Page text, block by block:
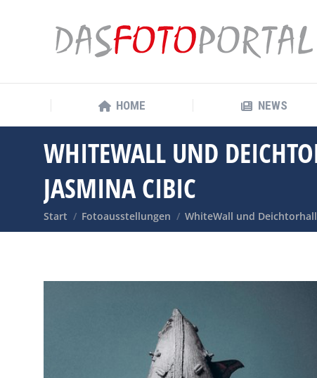
HOME NEWS
WHITEWALL UND
JASMINA CIBIC
Sie befinden sich hier:
Start Fotoausstellungen WhiteWall und
HOME NEWS